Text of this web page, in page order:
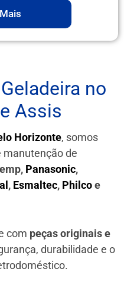
no
Assis
Horizonte, somos
manutenção de
Panasonic,
, Esmaltec, Philcoe
com peças originais e
durabilidade e o